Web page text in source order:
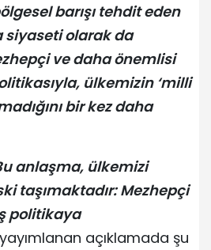
barışı tehdit eden
siyaseti olarak da
ve daha önemlisi
ülkemizin ‘milli
bir kez daha
anlaşma, ülkemizi
taşımaktadır: Mezhepçi
politikaya
açıklamada şu